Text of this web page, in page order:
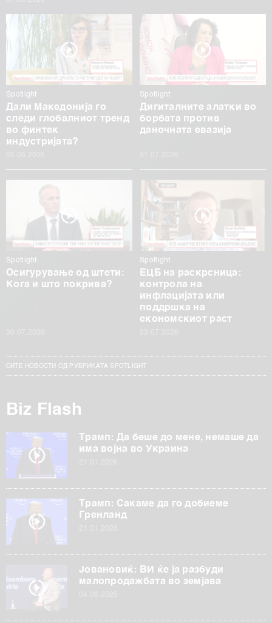
Spotlight
Дали Македонија го
следи глобалниот тренд
во финтек
индустријата?
Spotlight
Дигиталните алатки во
борбата против
даночната евазија
Spotlight
Осигурување од штети:
Кога и што покрива?
Spotlight
ЕЦБ на раскрсница:
контрола на
инфлацијата или
поддршка на
економскиот раст
СИТЕ НОВОСТИ ОД РУБРИКАТА SPOTLIGHT
Biz Flash
Трамп: Да беше до мене, немаше да
има војна во Украина
Трамп: Сакаме да го добиеме
Гренланд
Јовановиќ: ВИ ќе ја разбуди
малопродажбата во земјава